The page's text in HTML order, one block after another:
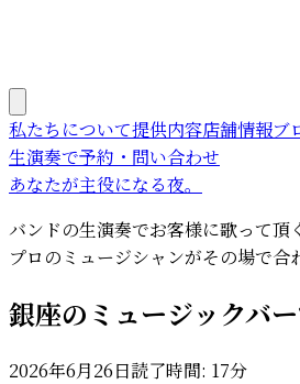
私たちについて提供内容店舗情報ブ
生演奏で予約・問い合わせ
あなたが主役になる夜。
バンドの生演奏でお客様に歌って頂
プロのミュージシャンがその場で
銀座のミュージックバ
2026年6月26日読了時間: 17分